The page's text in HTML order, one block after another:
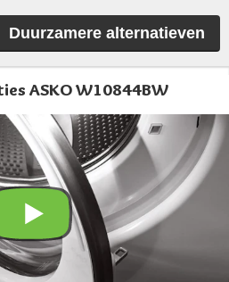
Duurzamere alternatieven
ASKO W10844BW